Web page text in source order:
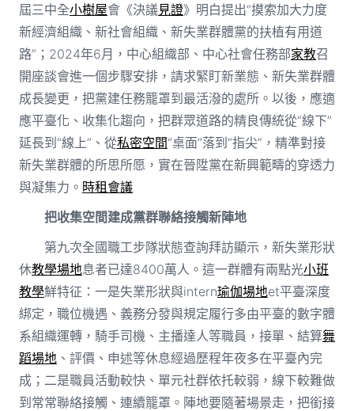
屆三中全小樹屋會《決議見證》明白提出“摸索加大力度
新經濟組織、新社會組織、新失業群體黨的扶植有用道
路”；2024年6月，中心組織部、中心社會任務部家教召
開座談會進一個步驟安排，請求緊盯新業態、新失業群體
成長變更，把黨建任務籠罩到最活潑的處所。以後，應適
應平臺化、收集化趨向，把群眾道路的精良傳統從“線下”
延長到“線上”、從私密空間“桌面”落到“指尖”，精準對接
新失業群體的所思所愿，實在晉陞黨在新興範疇的穿透力
與凝集力。 時租會議
把收集空間建成黨群聯絡接觸新陣地
第九次全國職工步隊狀態查詢拜訪顯示，新失業形狀
休教學場地息者已達8400萬人。這一群體有兩點光小班
教學鮮特征：一是失業形狀與intern瑜伽場地et平臺深度
綁定，職位機遇、義務分發與規定履行多由平臺的數字體
系組織運轉，騎手司機、主播達人等職員，接單、結算舞
蹈場地、評價、申述等休息經過歷程年夜多在平臺內完
成；二是職員活動較快、單元社群依托較弱，線下較難做
到常常聯絡接觸、連續籠罩。陣地要隨著場景走，把銜接